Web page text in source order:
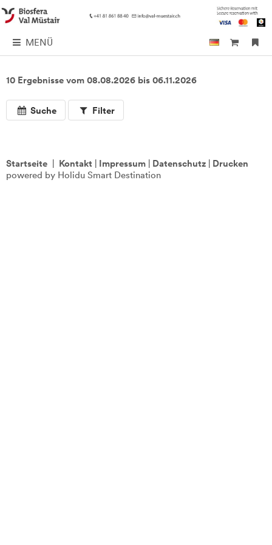
MENÜ
10 Ergebnisse vom 08.08.2026 bis 06.11.2026
Suche Filter
Startseite | Kontakt | Impressum | Datenschutz | Drucken
powered by Holidu Smart Destination